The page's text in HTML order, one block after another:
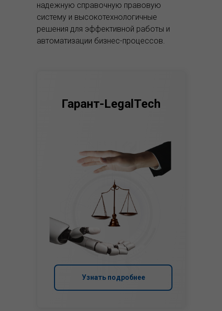
надежную справочную правовую
систему и высокотехнологичные
решения для эффективной работы и
автоматизации бизнес-процессов.
Узнать подробнее
Гарант-LegalTech